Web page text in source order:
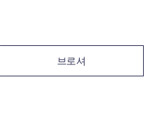
브로셔